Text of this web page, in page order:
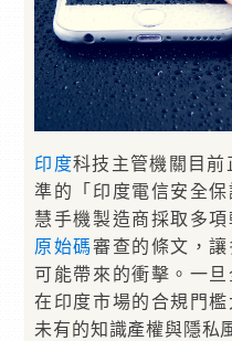
印度科技主管機關目
準的「印度電信安全
慧手機製造商採取多
原始碼審查的條文，
可能帶來的衝擊。一
在印度市場的合規門
未有的知識產權與隱私